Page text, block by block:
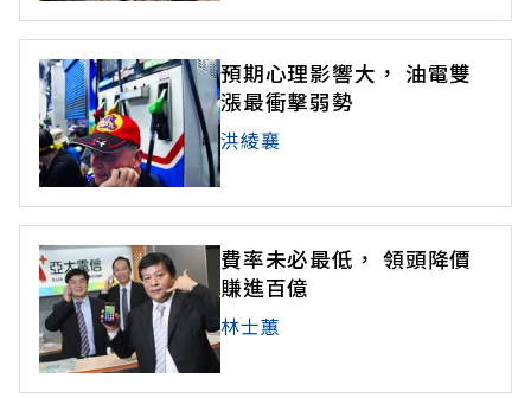
預期心理影響大， 油電雙
漲最衝擊弱勢
洪綾襄
費率未必最低， 領頭降價
賺進百億
林士蕙